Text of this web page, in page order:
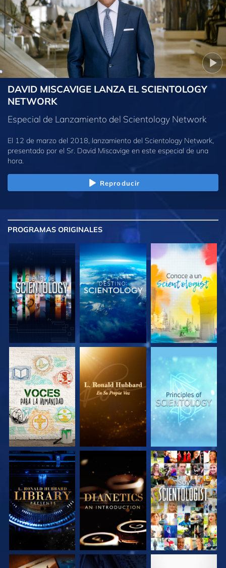
DAVID MISCAVIGE LANZA EL SCIENTOLOGY
NETWORK
Especial de Lanzamiento del Scientology Network
El 12 de marzo del 2018, lanzamiento del Scientology Network,
presentado por el Sr. David Miscavige en este especial de una
hora.
Reproducir
PROGRAMAS ORIGINALES
EXPLORA LAS
SERIES
EXPLORA LAS
SERIES
EXPLORA LAS
SERIES
EXPLORA LAS
SERIES
EXPLORA LAS
SERIES
VE